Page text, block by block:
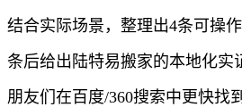
结合实际场景，整理出4条可操
条后给出陆特易搬家的本地化实
朋友们在百度/360搜索中更快找